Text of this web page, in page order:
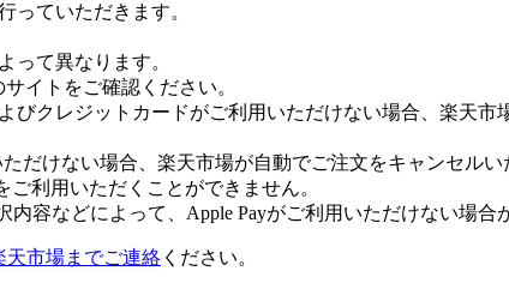
っていただきます。
って異なります。
サイトをご確認ください。
びクレジットカードがご利用いただけない場合、楽天
だけない場合、楽天市場が自動でご注文をキャンセルい
ご利用いただくことができません。
容などによって、Apple Payがご利用いただけない場合
天市場までご連絡 ください。